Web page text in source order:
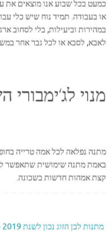
כמעט בכל שבוע אנו מוצאים את
או בעבודה. תמיד נוח שיש כלי
במהירות וביעילות, בלי לסחוב
לאבא, לסבא או לכל גבר אחר
מנוי לג‘ימבורי
מתנה נפלאה לכל אמה טרייה
באמת מתנה שימושית שתאפשר
קצת אמהות חדשות בשכונה.
מתנות לבן הזוג נכון לשנת 2019